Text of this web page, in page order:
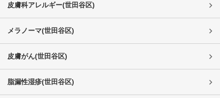
皮膚科アレルギー(世田谷区)
メラノーマ(世田谷区)
皮膚がん(世田谷区)
脂漏性湿疹(世田谷区)